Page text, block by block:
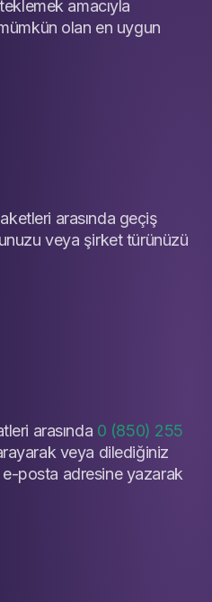
amacıyla
olan en uygun
arasında geçiş
veya şirket türünüzü
arasında 0 (850) 255
veya dilediğiniz
e-posta adresine yazarak